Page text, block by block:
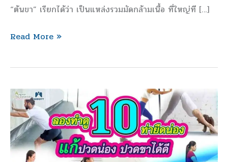
“ต้นขา” เรียกได้ว่า เป็นแหล่งรวมมัดกล้ามเนื้อ ที่ใหญ่ที […]
รักษา
Read More »
ลอง
ทำดู 10 ท่า
ยืด
น่อง
แก้